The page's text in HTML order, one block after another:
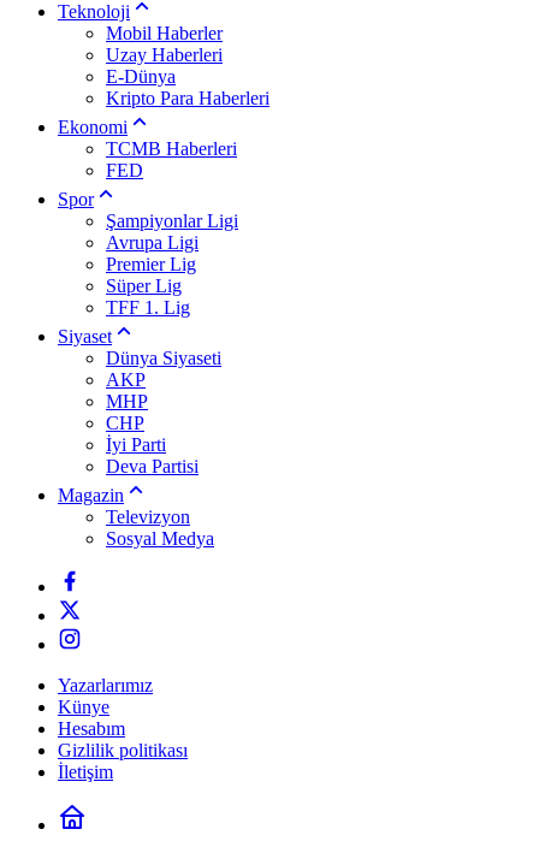
Teknoloji
Mobil Haberler
Uzay Haberleri
E-Dünya
Kripto Para Haberleri
Ekonomi
TCMB Haberleri
FED
Spor
Şampiyonlar Ligi
Avrupa Ligi
Premier Lig
Süper Lig
TFF 1. Lig
Siyaset
Dünya Siyaseti
AKP
MHP
CHP
İyi Parti
Deva Partisi
Magazin
Televizyon
Sosyal Medya
Yazarlarımız
Künye
Hesabım
Gizlilik politikası
İletişim